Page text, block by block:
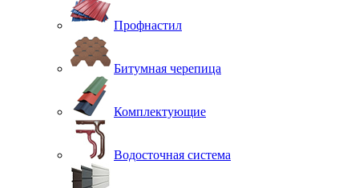
Профнастил
Битумная черепица
Комплектующие
Водосточная система